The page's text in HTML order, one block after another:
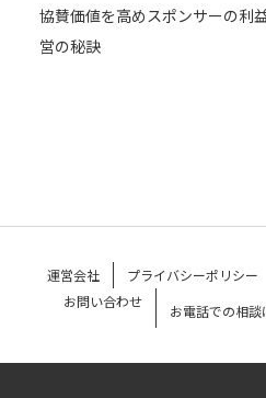
協賛価値を高めスポンサーの利
営の秘訣
運営会社 プライバシーポリシー
お問い合わせ
お電話での相